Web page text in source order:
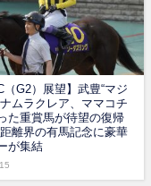
（G2）展望】武豊“マジ
ナムラクレア、ママコチ
た重賞馬が待望の復帰
離界の有馬記念に豪華
が集結